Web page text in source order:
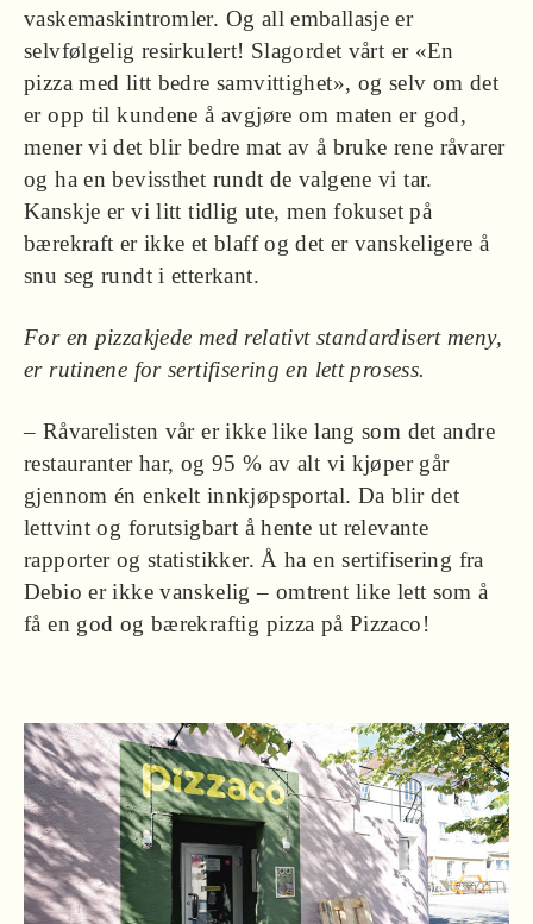
vaskemaskintromler. Og all emballasje er
selvfølgelig resirkulert! Slagordet vårt er «En
pizza med litt bedre samvittighet», og selv om det
er opp til kundene å avgjøre om maten er god,
mener vi det blir bedre mat av å bruke rene råvarer
og ha en bevissthet rundt de valgene vi tar.
Kanskje er vi litt tidlig ute, men fokuset på
bærekraft er ikke et blaff og det er vanskeligere å
snu seg rundt i etterkant.
For en pizzakjede med relativt standardisert meny,
er rutinene for sertifisering en lett prosess.
– Råvarelisten vår er ikke like lang som det andre
restauranter har, og 95 % av alt vi kjøper går
gjennom én enkelt innkjøpsportal. Da blir det
lettvint og forutsigbart å hente ut relevante
rapporter og statistikker. Å ha en sertifisering fra
Debio er ikke vanskelig – omtrent like lett som å
få en god og bærekraftig pizza på Pizzaco!